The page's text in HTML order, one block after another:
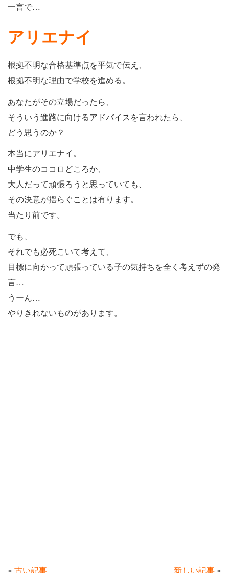
一言で…
アリエナイ
根拠不明な合格基準点を平気で伝え、
根拠不明な理由で学校を進める。
あなたがその立場だったら、
そういう進路に向けるアドバイスを言われたら、
どう思うのか？
本当にアリエナイ。
中学生のココロどころか、
大人だって頑張ろうと思っていても、
その決意が揺らぐことは有ります。
当たり前です。
でも、
それでも必死こいて考えて、
目標に向かって頑張っている子の気持ちを全く考えずの発
言…
うーん…
やりきれないものがあります。
« 古い記事 新しい記事 »